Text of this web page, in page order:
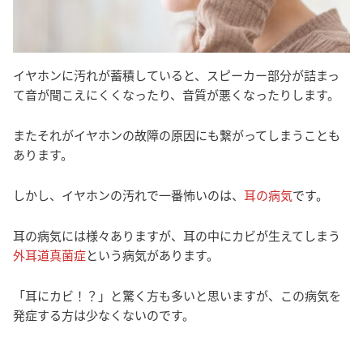
イヤホンに汚れが蓄積していると、スピーカー部分が詰まっ
て音が聞こえにくくなったり、音質が悪くなったりします。
またそれがイヤホンの故障の原因にも繋がってしまうことも
あります。
しかし、イヤホンの汚れで一番怖いのは、 耳の病気です。
耳の病気には様々ありますが、耳の中にカビが生えてしまう
外耳道真菌症という病気があります。
「耳にカビ！？」と驚く方も多いと思いますが、この病気を
発症する方は少なくないのです。